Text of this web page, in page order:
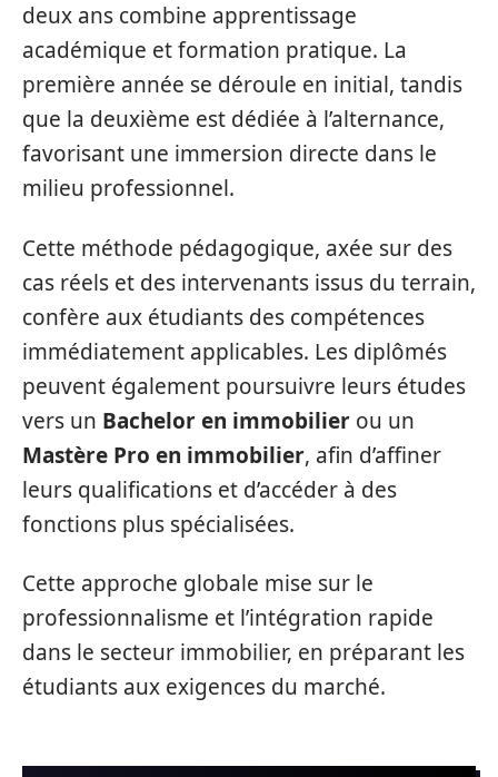
deux ans combine apprentissage
académique et formation pratique. La
première année se déroule en initial, tandis
que la deuxième est dédiée à l’alternance,
favorisant une immersion directe dans le
milieu professionnel.
Cette méthode pédagogique, axée sur des
cas réels et des intervenants issus du terrain,
confère aux étudiants des compétences
immédiatement applicables. Les diplômés
peuvent également poursuivre leurs études
vers un Bachelor en immobilier ou un
Mastère Pro en immobilier, afin d’affiner
leurs qualifications et d’accéder à des
fonctions plus spécialisées.
Cette approche globale mise sur le
professionnalisme et l’intégration rapide
dans le secteur immobilier, en préparant les
étudiants aux exigences du marché.